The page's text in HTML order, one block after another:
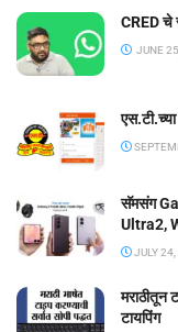
CRED
JUNE
सॅमसंग
Ultra2,
JULY
मराठीतून
टायपिंग